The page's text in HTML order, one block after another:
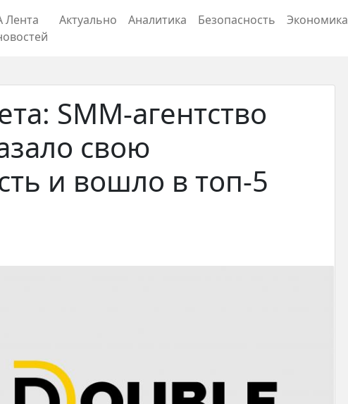
Лента
Актуально Аналитика Безопасность Экономика
SMM-агентство
свою
и вошло в топ-5